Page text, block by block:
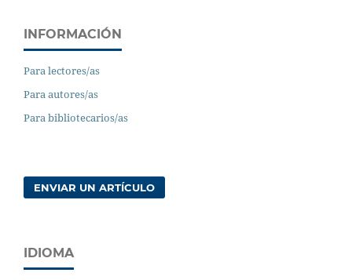
INFORMACIÓN
Para lectores/as
Para autores/as
Para bibliotecarios/as
ENVIAR UN ARTÍCULO
IDIOMA